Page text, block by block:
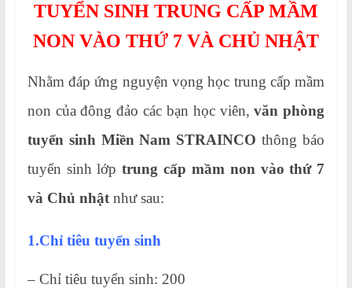
TUYỂN SINH TRUNG CẤP MẦM
NON VÀO THỨ 7 VÀ CHỦ NHẬT
Nhằm đáp ứng nguyện vọng học trung cấp mầm
non của đông đảo các bạn học viên,văn phòng
tuyển sinh Miền Nam STRAINCO thông báo
tuyển sinh lớptrung cấp mầm non vào thứ 7
và Chủ nhậtnhư sau:
1.Chỉ tiêu tuyển sinh
– Chỉ tiêu tuyển sinh: 200